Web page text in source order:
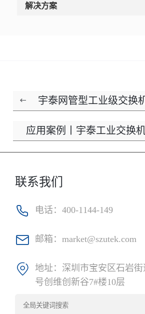
解决方案
宇泰网管型工业级交换
应用案例丨宇泰工业交换
联系我们
电话： 400-1144-149
邮箱： market@szutek.com
地址： 深圳市宝安区石岩
号创维创新谷7#楼10层